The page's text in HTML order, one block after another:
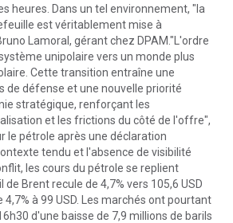
heures. Dans un tel environnement, "la
est véritablement mise à
Lamoral, gérant chez DPAM."L'ordre
unipolaire vers un monde plus
Cette transition entraîne une
de défense et une nouvelle priorité
stratégique, renforçant les
et les frictions du côté de l'offre",
le pétrole après une déclaration
tendu et l'absence de visibilité
les cours du pétrole se replient
Brent recule de 4,7% vers 105,6 USD
4,7% à 99 USD. Les marchés ont pourtant
d'une baisse de 7,9 millions de barils